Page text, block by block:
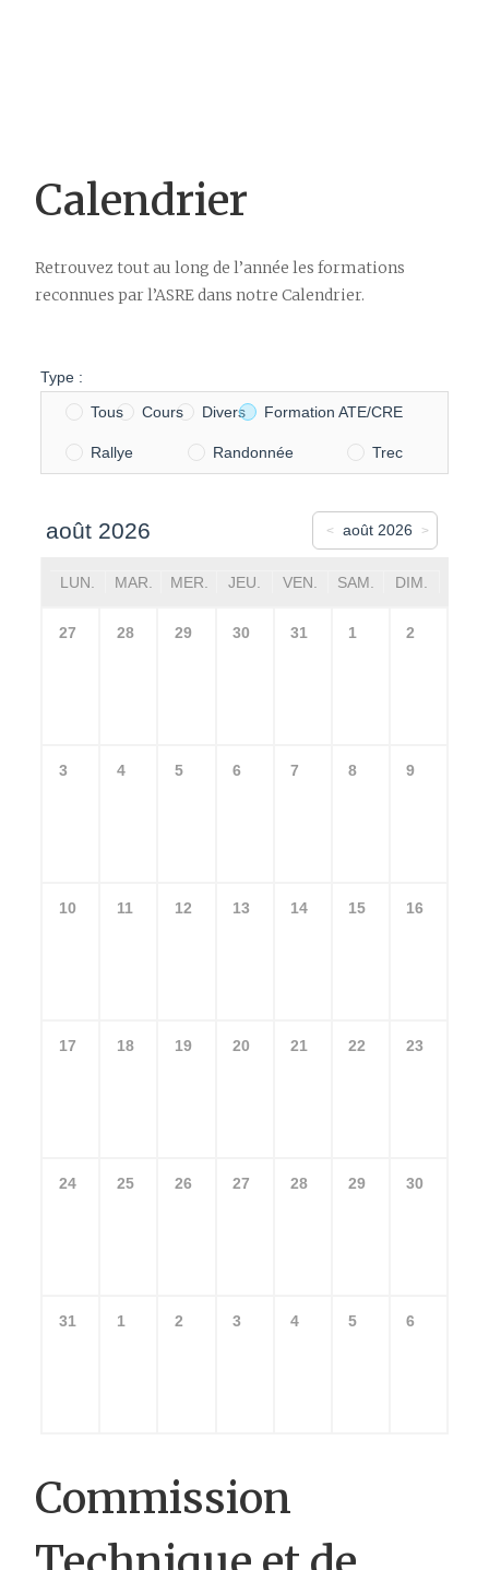
Calendrier
Retrouvez tout au long de l’année les formations
reconnues par l’ASRE dans notre Calendrier.
Type :
Tous
Cours Divers Formation ATE/CRE
Rallye Randonnée Trec
< août 2026 >
août 2026
LUN. MAR. MER. JEU. VEN. SAM. DIM.
27 28 29 30 31 1 2
3 4 5 6 7 8 9
10 11 12 13 14 15 16
17 18 19 20 21 22 23
24 25 26 27 28 29 30
31 1 2 3 4 5 6
Commission